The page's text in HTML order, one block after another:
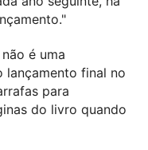
é uma
lançamento final no
para
do livro quando